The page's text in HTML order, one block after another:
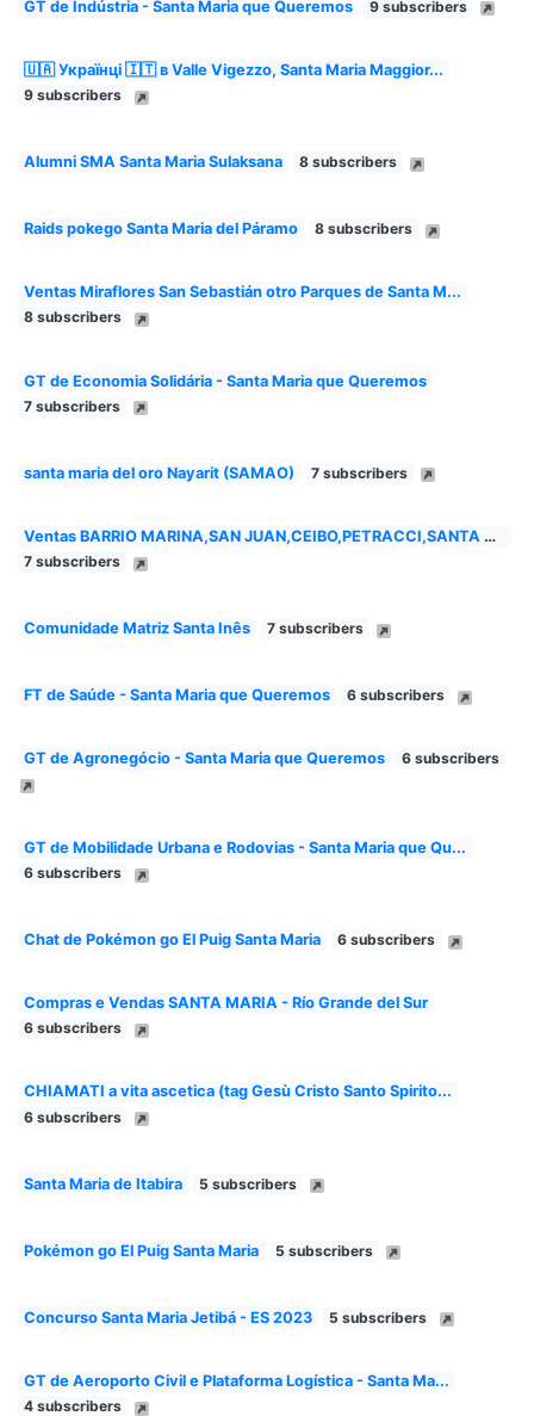
GT de Indústria - Santa Maria que Queremos 9 subscribers
🇺🇦 Українці 🇮🇹 в Valle Vigezzo, Santa Maria Maggior...
9 subscribers
Alumni SMA Santa Maria Sulaksana 8 subscribers
Raids pokego Santa Maria del Páramo 8 subscribers
Ventas Miraflores San Sebastián otro Parques de Santa M...
8 subscribers
GT de Economia Solidária - Santa Maria que Queremos
7 subscribers
santa maria del oro Nayarit (SAMAO) 7 subscribers
Ventas BARRIO MARINA,SAN JUAN,CEIBO,PETRACCI,SANTA ROSA...
7 subscribers
Comunidade Matriz Santa Inês 7 subscribers
FT de Saúde - Santa Maria que Queremos 6 subscribers
GT de Agronegócio - Santa Maria que Queremos 6 subscribers
GT de Mobilidade Urbana e Rodovias - Santa Maria que Qu...
6 subscribers
Chat de Pokémon go El Puig Santa Maria 6 subscribers
Compras e Vendas SANTA MARIA - Río Grande del Sur
6 subscribers
CHIAMATI a vita ascetica (tag Gesù Cristo Santo Spirito...
6 subscribers
Santa Maria de Itabira 5 subscribers
Pokémon go El Puig Santa Maria 5 subscribers
Concurso Santa Maria Jetibá - ES 2023 5 subscribers
GT de Aeroporto Civil e Plataforma Logística - Santa Ma...
4 subscribers